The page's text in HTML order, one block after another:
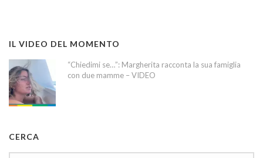
IL VIDEO DEL MOMENTO
“Chiedimi se…”: Margherita racconta la sua famiglia
con due mamme – VIDEO
CERCA